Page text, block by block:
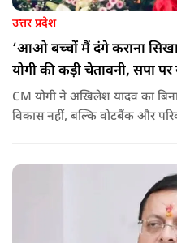
उत्तर प्रदेश
‘आओ बच्चों मैं दंगे कराना
योगी की कड़ी चेतावनी, सपा पर
CM योगी ने अखिलेश यादव का
विकास नहीं, बल्कि वोटबैंक और